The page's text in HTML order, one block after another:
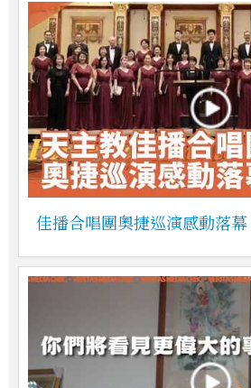
佳播合唱團奧捷巡演感動落幕